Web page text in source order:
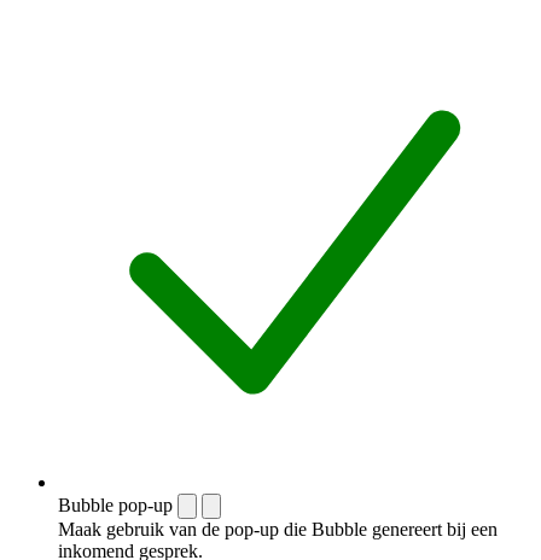
Bubble pop-up
Maak gebruik van de pop-up die Bubble genereert bij een
inkomend gesprek.